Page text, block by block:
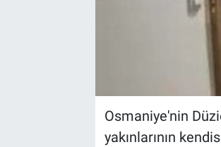
Osmaniye'nin
yakınlarının